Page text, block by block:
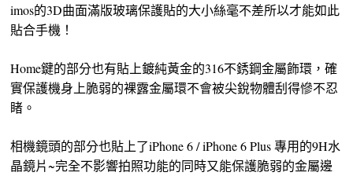
imos的3D曲面滿版玻璃保護貼的大小絲毫不差所以才能如此
貼合手機！
Home鍵的部分也有貼上鍍純黃金的316不銹鋼金屬飾環，確
實保護機身上脆弱的裸露金屬環不會被尖銳物體刮得慘不忍
睹。
相機鏡頭的部分也貼上了iPhone 6 / iPhone 6 Plus 專用的9H水
晶鏡片~完全不影響拍照功能的同時又能保護脆弱的金屬邊